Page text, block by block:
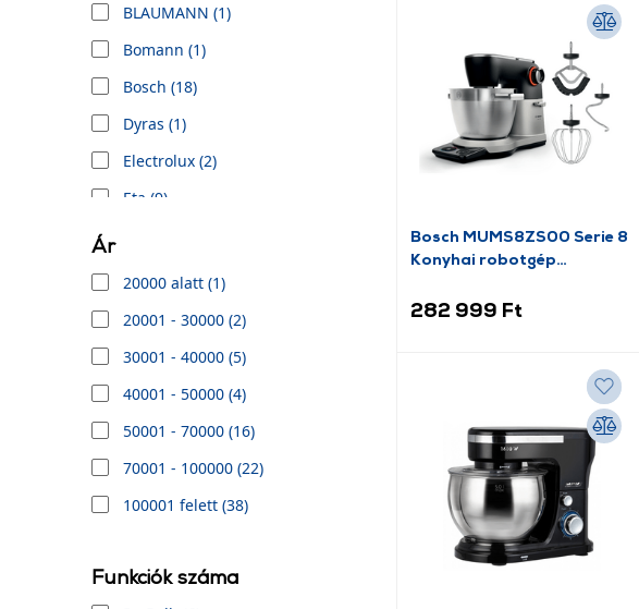
BLAUMANN (1)
Bomann (1)
Bosch (18)
Dyras (1)
Electrolux (2)
Eta (9)
Tefal (6)
Ár
20000 alatt (1)
20001 - 30000 (2)
30001 - 40000 (5)
40001 - 50000 (4)
50001 - 70000 (16)
70001 - 100000 (22)
100001 felett (38)
Funkciók száma
Bosch MUMS8ZS00 Serie 8
Konyhai robotgép
282 999 Ft